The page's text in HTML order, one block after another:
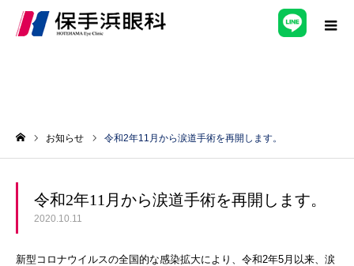
お知らせ 令和2年11月から涙道手術を再開します。
令和2年11月から涙道手術を再開します。
2020.10.11
新型コロナウイルスの全国的な感染拡大により、令和2年5月以来、涙